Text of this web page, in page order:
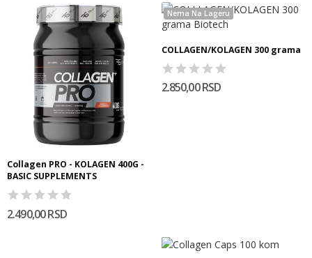
Collagen PRO - KOLAGEN 400G -
BASIC SUPPLEMENTS
2.490,00 RSD
Nema Na Lageru
COLLAGEN/KOLAGEN 300 grama
2.850,00 RSD